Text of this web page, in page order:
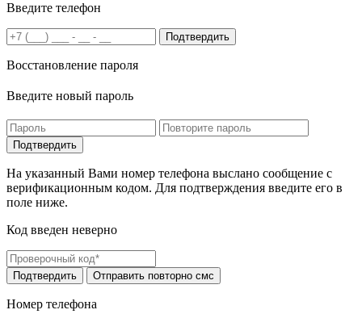
Введите телефон
Подтвердить
Восстановление пароля
Введите новый пароль
На указанный Вами номер телефона выслано сообщение с
верификационным кодом. Для подтверждения введите его в
поле ниже.
Код введен неверно
Номер телефона